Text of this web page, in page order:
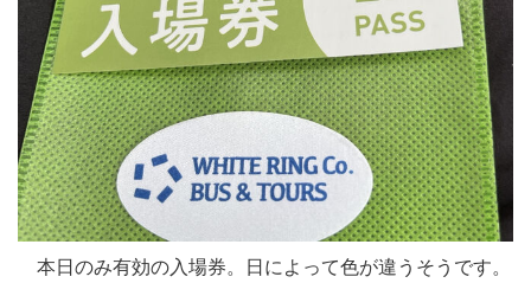
本日のみ有効の入場券。日によって色が違うそうです。